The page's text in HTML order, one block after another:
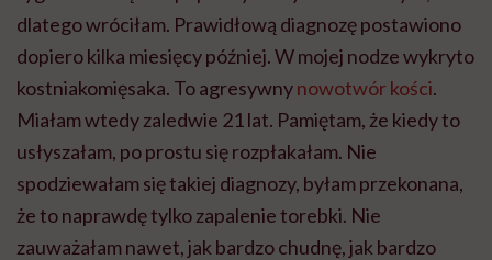
dlatego wróciłam. Prawidłową diagnozę postawiono
dopiero kilka miesięcy później. W mojej nodze wykryto
kostniakomięsaka. To agresywnynowotwór kości.
Miałam wtedy zaledwie 21 lat. Pamiętam, że kiedy to
usłyszałam, po prostu się rozpłakałam. Nie
spodziewałam się takiej diagnozy, byłam przekonana,
że to naprawdę tylko zapalenie torebki. Nie
zauważałam nawet, jak bardzo chudnę, jak bardzo